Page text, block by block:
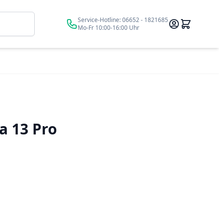
Suche Service-Hotline:06652 - 1821685
Mo-Fr 10:00-16:00 Uhr
13 Pro